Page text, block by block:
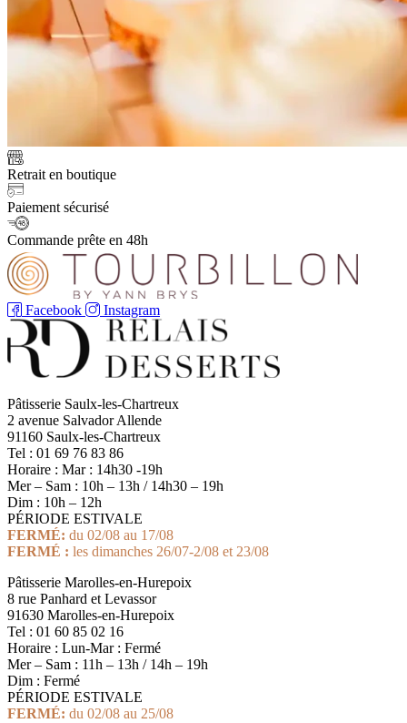
Retrait en boutique
Paiement sécurisé
Commande prête en 48h
Facebook Instagram
Pâtisserie Saulx-les-Chartreux
2 avenue Salvador Allende
91160 Saulx-les-Chartreux
Tel : 01 69 76 83 86
Horaire : Mar : 14h30 -19h
Mer – Sam : 10h – 13h / 14h30 – 19h
Dim : 10h – 12h
PÉRIODE ESTIVALE
FERMÉ: du 02/08 au 17/08
FERMÉ : les dimanches 26/07-2/08 et 23/08
Pâtisserie Marolles-en-Hurepoix
8 rue Panhard et Levassor
91630 Marolles-en-Hurepoix
Tel : 01 60 85 02 16
Horaire : Lun-Mar : Fermé
Mer – Sam : 11h – 13h / 14h – 19h
Dim : Fermé
PÉRIODE ESTIVALE
FERMÉ: du 02/08 au 25/08